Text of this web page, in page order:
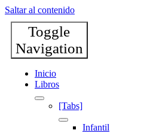
Saltar al contenido
Toggle
Navigation
Inicio
Libros
[Tabs]
Infantil